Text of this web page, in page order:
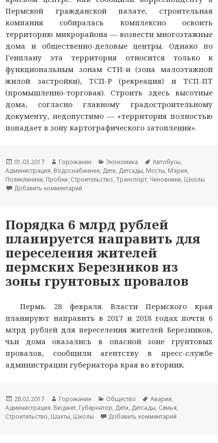
Пермской гражданской палате, строительная
компания
собиралась комплексно освоить
территорию микрорайона — возвести многоэтажные
дома и общественно-деловые центры. Однако по
Генплану эта территория относится только к
функциональным зонам СТН-и (зона малоэтажной
жилой застройки), ТСП-Р (рекреация) и ТСП-ПТ
(промышленно-торговая). Строить здесь высотные
дома, согласно главному градостроительному
документу, недопустимо — «территория полностью
попадает в зону картографического затопления».
Новость
опубликована
01.03.2017
Автор
новости
Горожанин
Раздел
новостей
Экономика
Тема
новости
Автобусы,
Администрация, Водоснабжение, Дети, Детсады, Мосты, Мэрия,
Поликлиники, Пробки, Строительство, Транспорт, Чиновники, Школы
Добавить комментарий
Порядка 6 млрд рублей
планируется направить для
переселения жителей
пермских Березников из
зоны грунтовых провалов
Пермь. 28 февраля. Власти Пермского края
планируют направить в 2017 и 2018 годах почти 6
млрд рублей для переселения жителей Березников,
чьи дома оказались в опасной зоне грунтовых
провалов, сообщили агентству в пресс-службе
администрации губернатора края во вторник.
Новость
опубликована
28.02.2017
Автор
новости
Горожанин
Раздел
новостей
Общество
Тема
новости
Аварии,
Администрация, Бюджет, Губернатор, Дети, Детсады, Семья,
Строительство, Шахты, Школы Добавить комментарий